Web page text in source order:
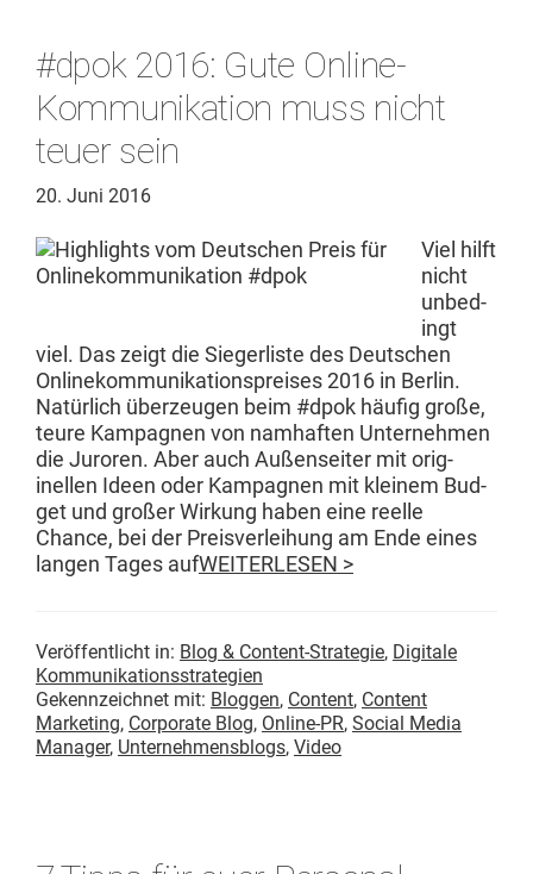
#dpok 2016: Gute Online-
Kommunikation muss nicht
teuer sein
20. Juni 2016
Viel hil­ft
nicht
unbe­d­
ingt
viel. Das zeigt die Siegerliste des Deutschen
Onlinekom­mu­nika­tion­spreis­es 2016 in Berlin.
Natür­lich überzeu­gen beim #dpok häu­fig große,
teure Kam­pag­nen von namhaften Unternehmen
die Juroren. Aber auch Außen­seit­er mit orig­
inellen Ideen oder Kam­pag­nen mit kleinem Bud­
get und großer Wirkung haben eine reelle
Chance, bei der Preisver­lei­hung am Ende eines
lan­gen Tages aufWEITERLESEN >
Veröffentlicht in: Blog & Content-Strategie, Digitale
Kommunikationsstrategien
Gekennzeichnet mit: Bloggen, Content, Content
Marketing, Corporate Blog, Online-PR, Social Media
Manager, Unternehmensblogs, Video